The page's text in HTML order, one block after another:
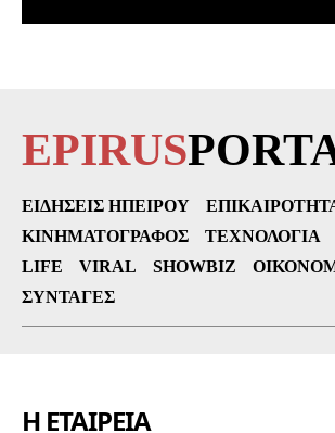
EPIRUS
ΕΙΔΉΣΕΙΣ ΗΠΕΊΡΟΥ
ΚΙΝΗΜΑΤΟΓΡΆΦΟΣ
ΤΕΧΝΟΛΟΓΊΑ
LIFE
VIRAL SHOWBIZ
ΣΥΝΤΑΓΈΣ
Η ΕΤΑΙΡΕΙΑ